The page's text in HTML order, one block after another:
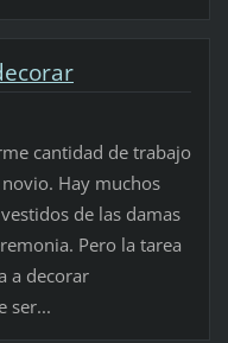
cantidad de trabajo
Hay muchos
de las damas
Pero la tarea
a decorar
ser...